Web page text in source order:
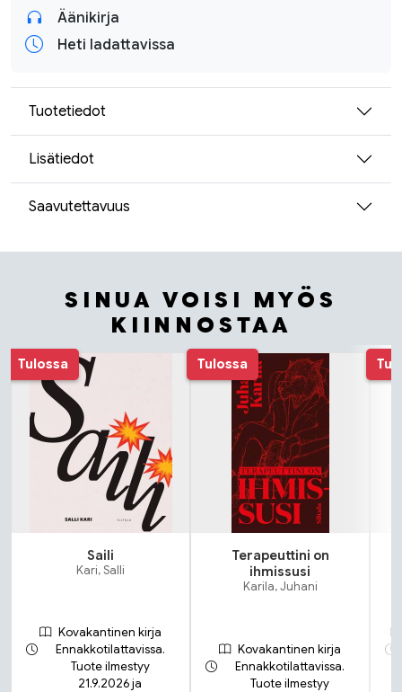
Äänikirja
Heti ladattavissa
Tuotetiedot
Lisätiedot
Saavutettavuus
SINUA VOISI MYÖS
KIINNOSTAA
Tuoteluettelon alku
Tulossa
Saili
Kari, Salli
Kovakantinen kirja
Ennakkotilattavissa.
Tuote ilmestyy
21.9.2026 ja
Tulossa
Terapeuttini on
ihmissusi
Karila, Juhani
Kovakantinen kirja
Ennakkotilattavissa.
Tuote ilmestyy